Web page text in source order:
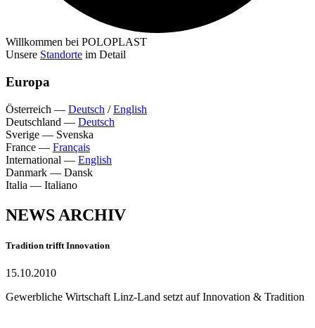
Willkommen bei POLOPLAST
Unsere Standorte im Detail
Europa
Österreich — Deutsch /English
Deutschland — Deutsch
Sverige — Svenska
France — Français
International — English
Danmark — Dansk
Italia — Italiano
NEWS ARCHIV
Tradition trifft Innovation
15.10.2010
Gewerbliche Wirtschaft Linz-Land setzt auf Innovation & Tradition